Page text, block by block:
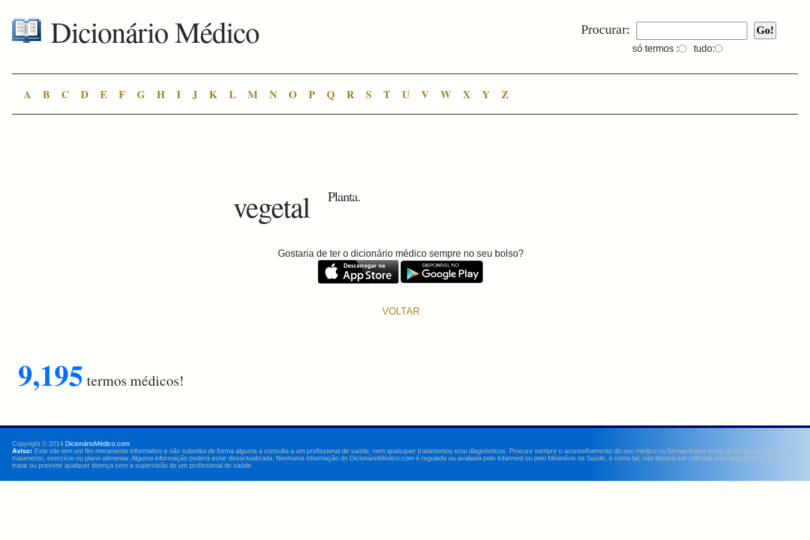
Procurar:
só termos : tudo:
Dicionário Médico
A B C D E F G H I J K L M N O P Q R S T U V W X Y Z
vegetal Planta.
Gostaria de ter o dicionário médico sempre no seu bolso?
VOLTAR
9,195 termos médicos!
Copyright © 2014 DicionárioMédico.com
Aviso: Este site tem um fim meramente informativo e não substitui de forma alguma a consulta a um profissional de saúde, nem quaisquer tratamentos e/ou diagnósticos. Procure sempre o aconselhamento do seu médico ou farmacêutico antes de iniciar ou alterar um
tratamento, exercício ou plano alimentar. Alguma informação poderá estar desactualizada. Nenhuma informação do DicionárioMédico.com é regulada ou avaliada pelo Infarmed ou pelo Ministério da Saúde, e como tal, não deverá ser utilizada para diagnosticar, curar,
tratar ou prevenir qualquer doença sem a supervisão de um profissional de saúde.